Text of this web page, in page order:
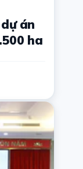
án
ha